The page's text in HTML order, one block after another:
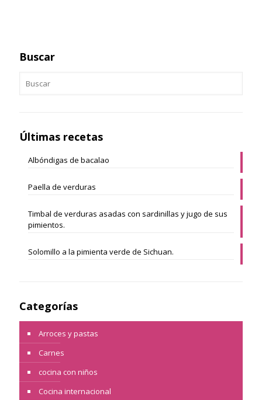
Buscar
Últimas recetas
Albóndigas de bacalao
Paella de verduras
Timbal de verduras asadas con sardinillas y jugo de sus
pimientos.
Solomillo a la pimienta verde de Sichuan.
Categorías
Arroces y pastas
Carnes
cocina con niños
Cocina internacional